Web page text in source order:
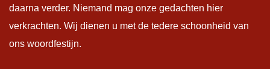
daarna verder. Niemand mag onze gedachten hier
verkrachten. Wij dienen u met de tedere schoonheid van
ons woordfestijn.